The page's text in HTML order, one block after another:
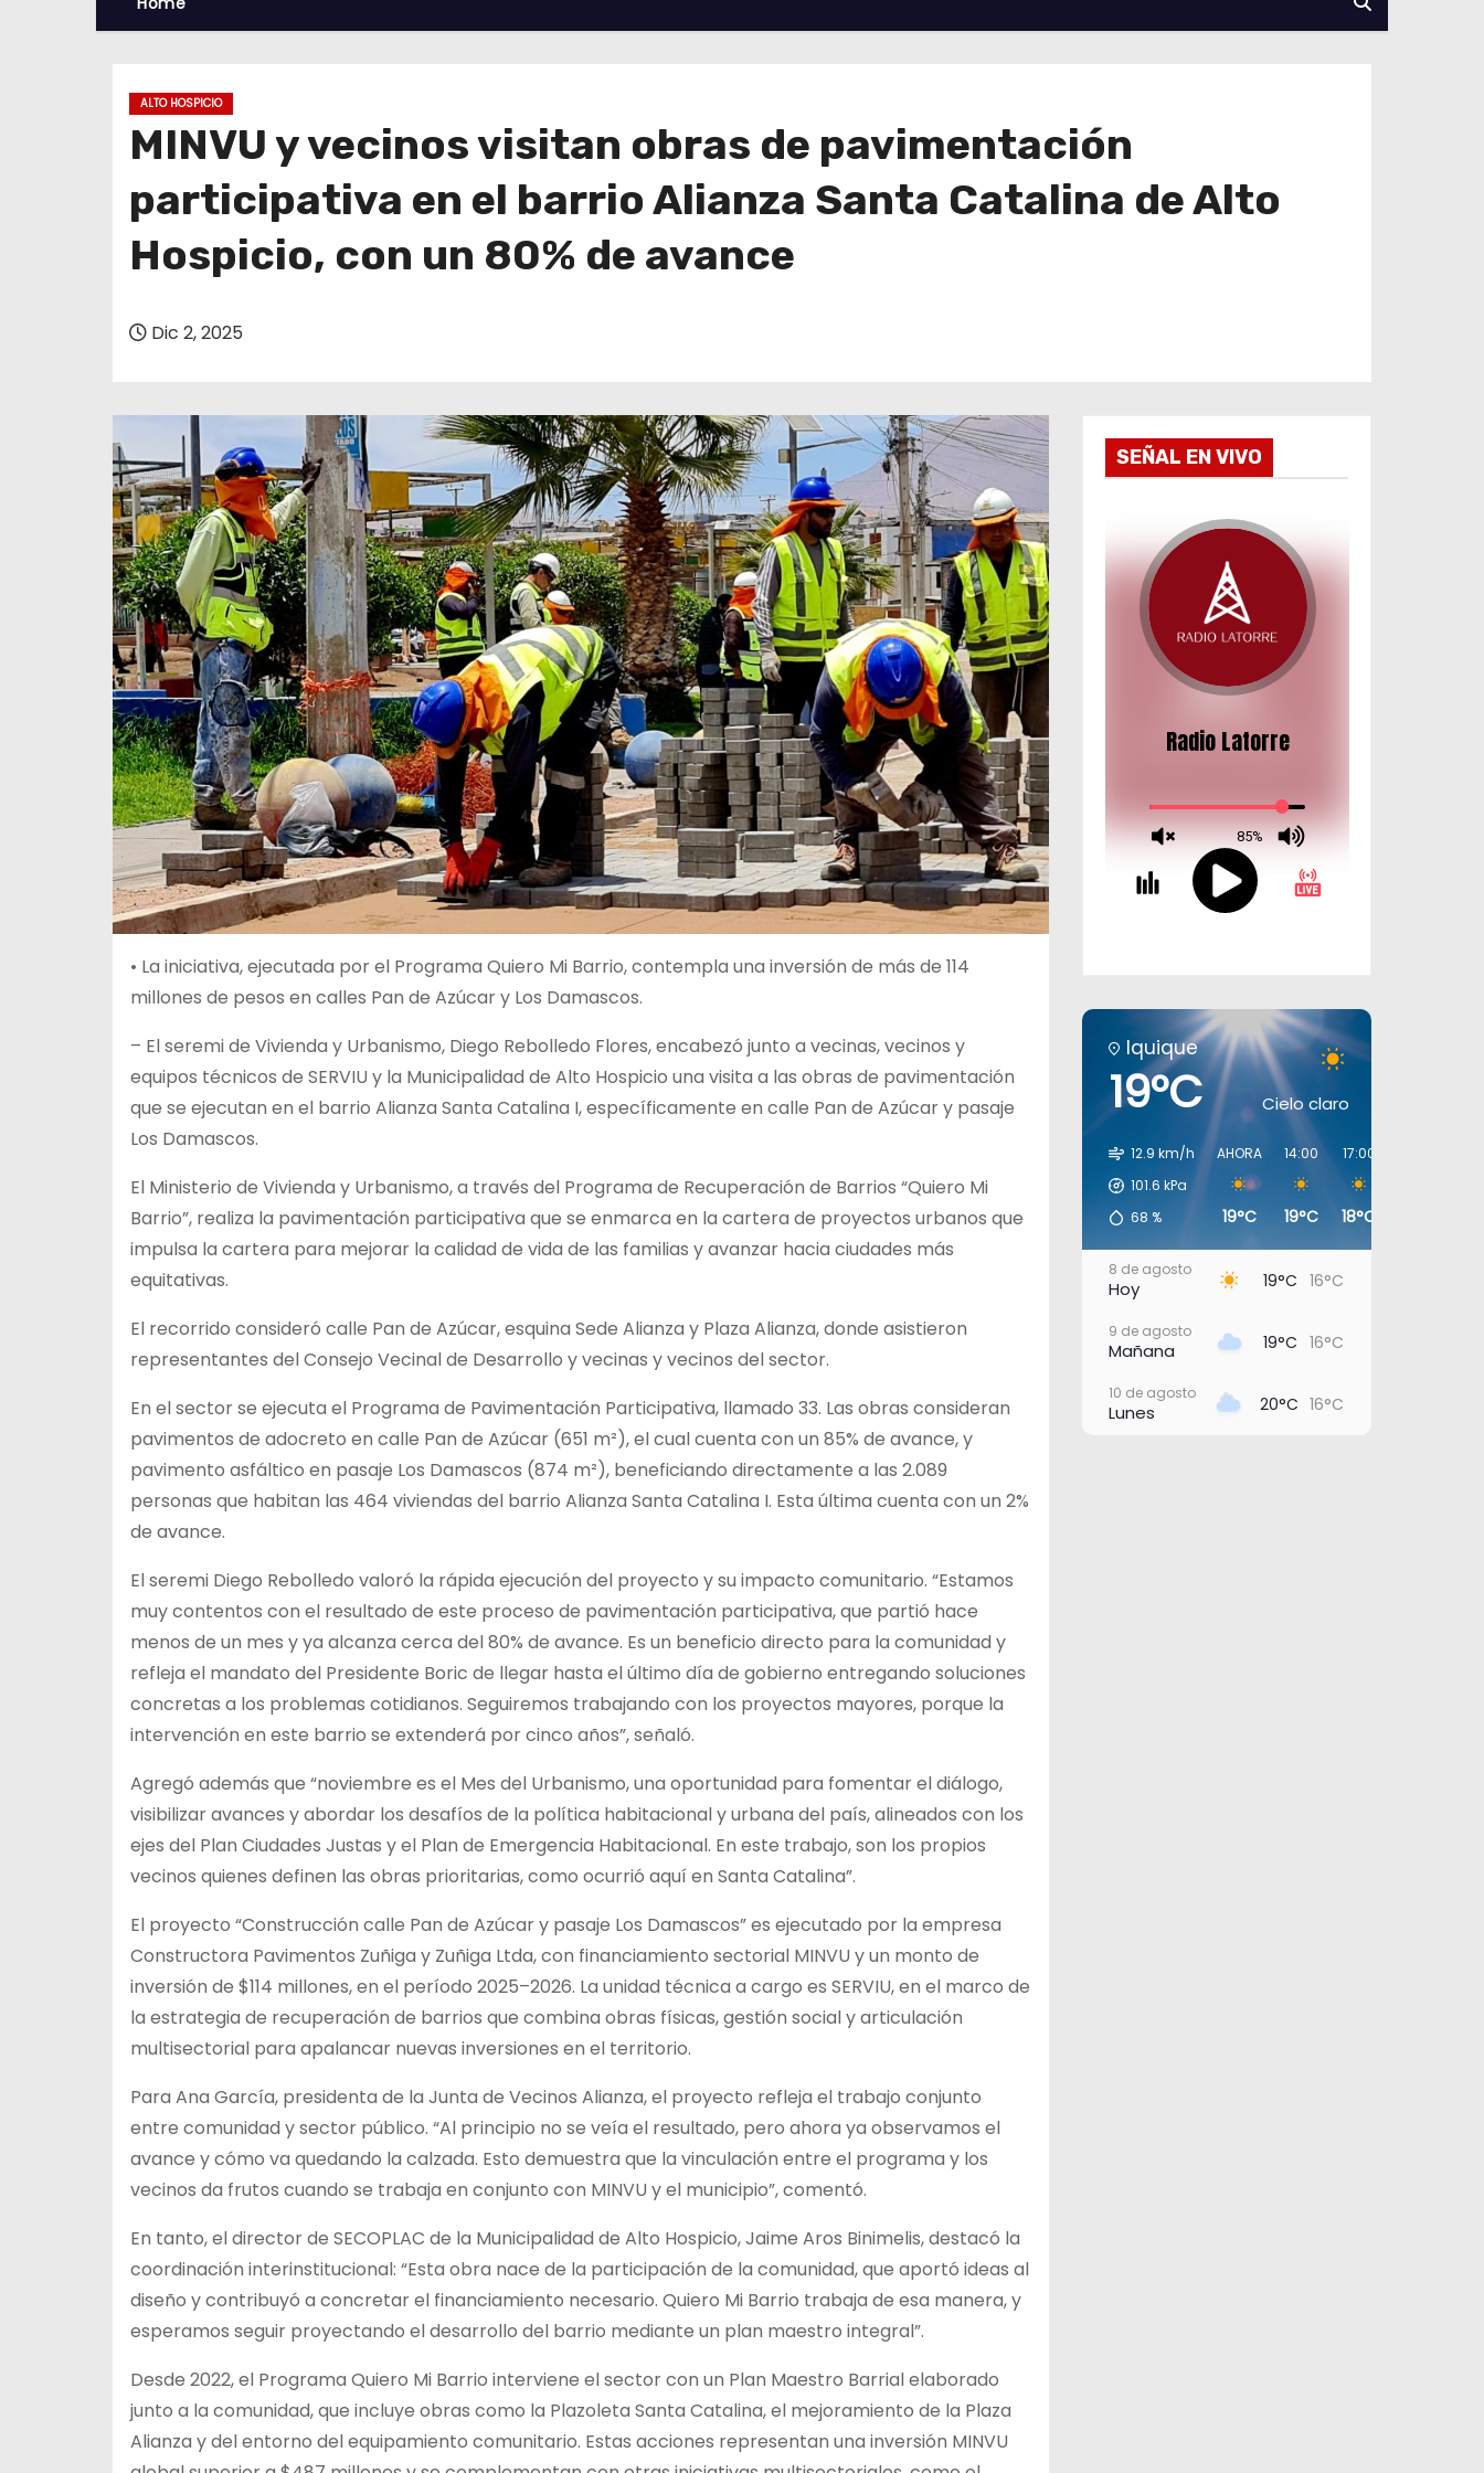
ALTO HOSPICIO
MINVU y vecinos visitan obras de pavimentación
participativa en el barrio Alianza Santa Catalina de Alto
Hospicio, con un 80% de avance
Dic 2, 2025
• La iniciativa, ejecutada por el Programa Quiero Mi Barrio, contempla una inversión de más de 114
millones de pesos en calles Pan de Azúcar y Los Damascos.
– El seremi de Vivienda y Urbanismo, Diego Rebolledo Flores, encabezó junto a vecinas, vecinos y
equipos técnicos de SERVIU y la Municipalidad de Alto Hospicio una visita a las obras de pavimentación
que se ejecutan en el barrio Alianza Santa Catalina I, específicamente en calle Pan de Azúcar y pasaje
Los Damascos.
El Ministerio de Vivienda y Urbanismo, a través del Programa de Recuperación de Barrios “Quiero Mi
Barrio”, realiza la pavimentación participativa que se enmarca en la cartera de proyectos urbanos que
impulsa la cartera para mejorar la calidad de vida de las familias y avanzar hacia ciudades más
equitativas.
El recorrido consideró calle Pan de Azúcar, esquina Sede Alianza y Plaza Alianza, donde asistieron
representantes del Consejo Vecinal de Desarrollo y vecinas y vecinos del sector.
En el sector se ejecuta el Programa de Pavimentación Participativa, llamado 33. Las obras consideran
pavimentos de adocreto en calle Pan de Azúcar (651 m²), el cual cuenta con un 85% de avance, y
pavimento asfáltico en pasaje Los Damascos (874 m²), beneficiando directamente a las 2.089
personas que habitan las 464 viviendas del barrio Alianza Santa Catalina I. Esta última cuenta con un 2%
de avance.
El seremi Diego Rebolledo valoró la rápida ejecución del proyecto y su impacto comunitario. “Estamos
muy contentos con el resultado de este proceso de pavimentación participativa, que partió hace
menos de un mes y ya alcanza cerca del 80% de avance. Es un beneficio directo para la comunidad y
refleja el mandato del Presidente Boric de llegar hasta el último día de gobierno entregando soluciones
concretas a los problemas cotidianos. Seguiremos trabajando con los proyectos mayores, porque la
intervención en este barrio se extenderá por cinco años”, señaló.
Agregó además que “noviembre es el Mes del Urbanismo, una oportunidad para fomentar el diálogo,
visibilizar avances y abordar los desafíos de la política habitacional y urbana del país, alineados con los
ejes del Plan Ciudades Justas y el Plan de Emergencia Habitacional. En este trabajo, son los propios
vecinos quienes definen las obras prioritarias, como ocurrió aquí en Santa Catalina”.
El proyecto “Construcción calle Pan de Azúcar y pasaje Los Damascos” es ejecutado por la empresa
Constructora Pavimentos Zuñiga y Zuñiga Ltda, con financiamiento sectorial MINVU y un monto de
inversión de $114 millones, en el período 2025–2026. La unidad técnica a cargo es SERVIU, en el marco de
la estrategia de recuperación de barrios que combina obras físicas, gestión social y articulación
multisectorial para apalancar nuevas inversiones en el territorio.
Para Ana García, presidenta de la Junta de Vecinos Alianza, el proyecto refleja el trabajo conjunto
entre comunidad y sector público. “Al principio no se veía el resultado, pero ahora ya observamos el
avance y cómo va quedando la calzada. Esto demuestra que la vinculación entre el programa y los
vecinos da frutos cuando se trabaja en conjunto con MINVU y el municipio”, comentó.
En tanto, el director de SECOPLAC de la Municipalidad de Alto Hospicio, Jaime Aros Binimelis, destacó la
coordinación interinstitucional: “Esta obra nace de la participación de la comunidad, que aportó ideas al
diseño y contribuyó a concretar el financiamiento necesario. Quiero Mi Barrio trabaja de esa manera, y
esperamos seguir proyectando el desarrollo del barrio mediante un plan maestro integral”.
Desde 2022, el Programa Quiero Mi Barrio interviene el sector con un Plan Maestro Barrial elaborado
junto a la comunidad, que incluye obras como la Plazoleta Santa Catalina, el mejoramiento de la Plaza
Alianza y del entorno del equipamiento comunitario. Estas acciones representan una inversión MINVU
SEÑAL EN VIVO
Iquique
19°C Cielo claro
12.9 km/h
101.6 kPa
68 %
AHORA
19°C
14:00
19°C
17:00
18°C
8 de agosto
Hoy 19°C 16°C
9 de agosto
Mañana 19°C 16°C
10 de agosto
Lunes 20°C 16°C